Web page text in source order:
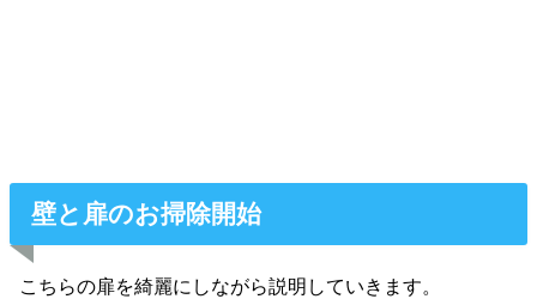
壁と扉のお掃除開始
こちらの扉を綺麗にしながら説明していきます。